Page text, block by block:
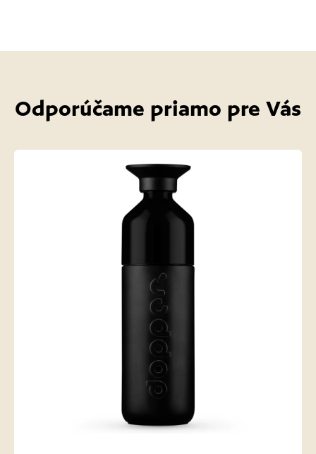
Odporúčame priamo pre Vás